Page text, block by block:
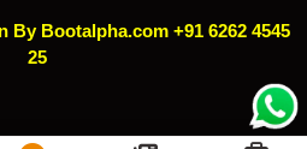
By Bootalpha.com +91 6262 4545
25